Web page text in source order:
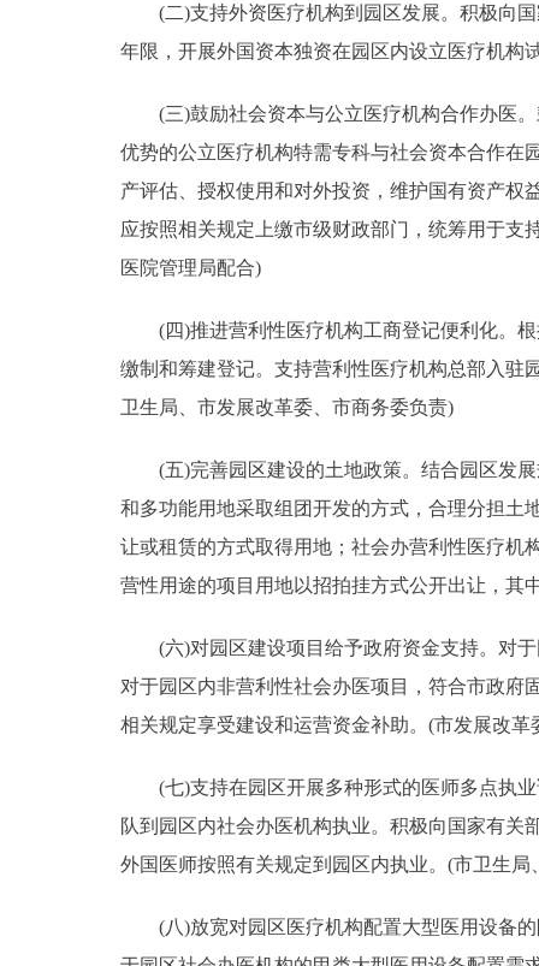
(二)支持外资医疗机构到园区发展。积极向国
年限，开展外国资本独资在园区内设立医疗机构
(三)鼓励社会资本与公立医疗机构合作办医。
优势的公立医疗机构特需专科与社会资本合作在
产评估、授权使用和对外投资，维护国有资产权
应按照相关规定上缴市级财政部门，统筹用于支
医院管理局配合)
(四)推进营利性医疗机构工商登记便利化。根
缴制和筹建登记。支持营利性医疗机构总部入驻
卫生局、市发展改革委、市商务委负责)
(五)完善园区建设的土地政策。结合园区发展
和多功能用地采取组团开发的方式，合理分担土
让或租赁的方式取得用地；社会办营利性医疗机
营性用途的项目用地以招拍挂方式公开出让，其
(六)对园区建设项目给予政府资金支持。对于
对于园区内非营利性社会办医项目，符合市政府
相关规定享受建设和运营资金补助。(市发展改
(七)支持在园区开展多种形式的医师多点执业
队到园区内社会办医机构执业。积极向国家有
外国医师按照有关规定到园区内执业。(市卫生局
(八)放宽对园区医疗机构配置大型医用设备的